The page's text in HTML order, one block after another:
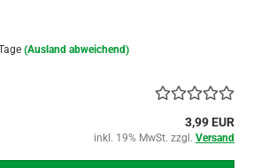
(Ausland abweichend)
3,99 EUR
inkl. 19% MwSt. zzgl. Versand